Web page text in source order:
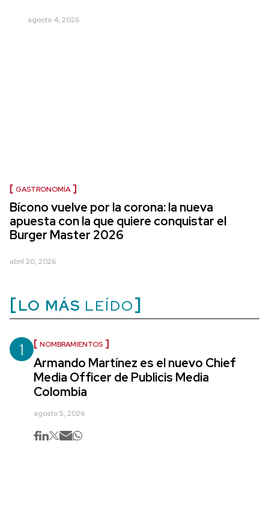
agosto 4, 2026
GASTRONOMÍA
Bícono vuelve por la corona: la nueva
apuesta con la que quiere conquistar el
Burger Master 2026
abril 20, 2026
LO MÁS LEÍDO
1 NOMBRAMIENTOS
Armando Martínez es el nuevo Chief
Media Officer de Publicis Media
Colombia
agosto 5, 2026